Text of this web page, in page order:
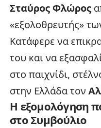
Σταύρος Φλώρος
«εξολοθρευτής»
Κατάφερε να
του και να
στο παιχνίδι,
στην Ελλάδατον
Η εξομολόγηση
στο Συμβούλιο